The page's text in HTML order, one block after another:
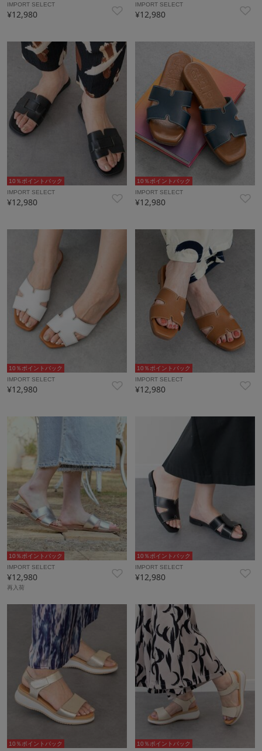
IMPORT SELECT
¥12,980
IMPORT SELECT
¥12,980
10％ポイントバック
IMPORT SELECT
¥12,980
10％ポイントバック
IMPORT SELECT
¥12,980
10％ポイントバック
IMPORT SELECT
¥12,980
10％ポイントバック
IMPORT SELECT
¥12,980
10％ポイントバック
IMPORT SELECT
¥12,980
再入荷
10％ポイントバック
IMPORT SELECT
¥12,980
10％ポイントバック 10％ポイントバック